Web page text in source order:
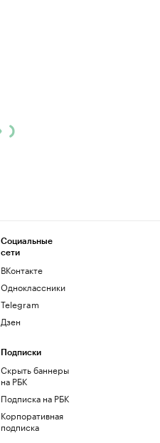
Социальные
сети
ВКонтакте
Одноклассники
Telegram
Дзен
Подписки
Скрыть баннеры
на РБК
Подписка на РБК
Корпоративная
подписка